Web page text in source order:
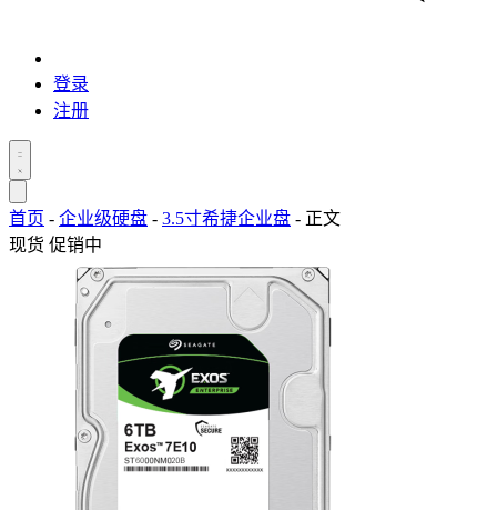
登录
注册
首页 - 企业级硬盘 - 3.5寸希捷企业盘 - 正文
现货 促销中